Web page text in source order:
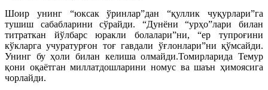
Шоир унинг “юксак ўринлар”дан “қуллик чуқурлари”га
тушиш сабабларини сўрайди. “Дунёни “урҳо”лари билан
титраткан йўлбарс юракли болалари”ни, “ер тупроғини
кўкларга учуратурғон тоғ гавдали ўғлонлари”ни қўмсайди.
Унинг бу ҳоли билан келиша олмайди.Томирларида Темур
қони оқаётган миллатдошларини номус ва шаън ҳимоясига
чорлайди.